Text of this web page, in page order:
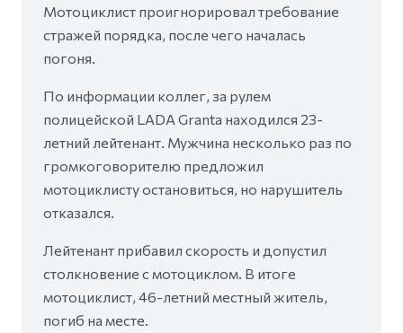
Мотоциклист проигнорировал требование
стражей порядка, после чего началась
погоня.
По информации коллег, за рулем
полицейской LADA Granta находился 23-
летний лейтенант. Мужчина несколько раз по
громкоговорителю предложил
мотоциклисту остановиться, но нарушитель
отказался.
Лейтенант прибавил скорость и допустил
столкновение с мотоциклом. В итоге
мотоциклист, 46-летний местный житель,
погиб на месте.